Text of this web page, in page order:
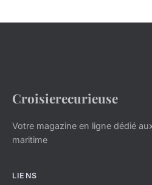
Croisierecurieuse
Votre magazine en ligne dédié
maritime
LIENS